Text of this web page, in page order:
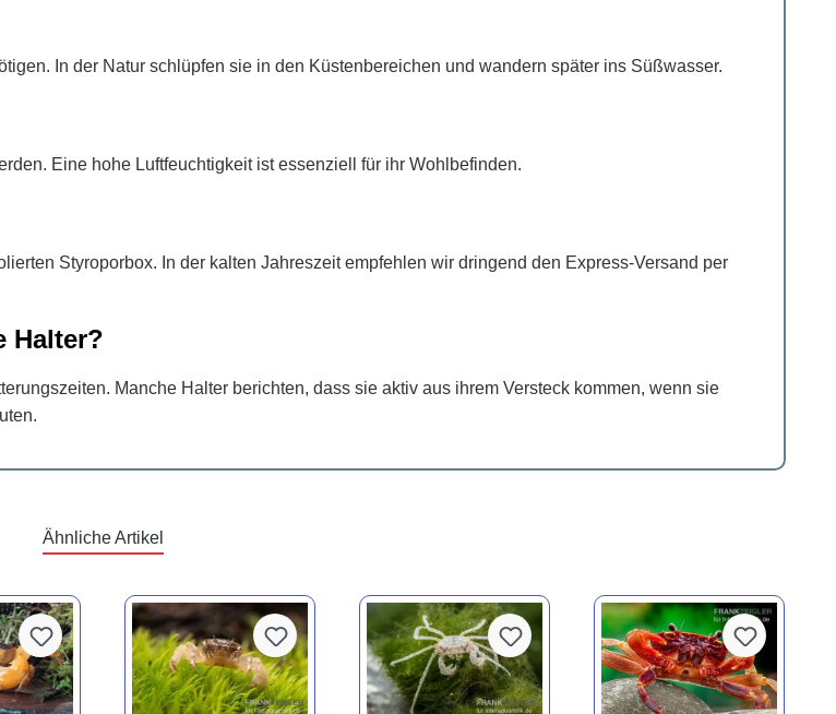
In der Natur schlüpfen sie in den Küstenbereichen und wandern später ins Süßwasser.
Eine hohe Luftfeuchtigkeit ist essenziell für ihr Wohlbefinden.
Styroporbox. In der kalten Jahreszeit empfehlen wir dringend den Express-Versand per
Halter?
Manche Halter berichten, dass sie aktiv aus ihrem Versteck kommen, wenn sie
Ähnliche Artikel